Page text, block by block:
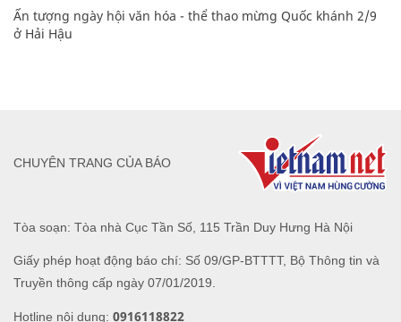
Ấn tượng ngày hội văn hóa - thể thao mừng Quốc khánh 2/9
ở Hải Hậu
Tòa soạn: Tòa nhà Cục Tần Số, 115 Trần Duy Hưng Hà Nội
Giấy phép hoạt động báo chí: Số 09/GP-BTTTT, Bộ Thông tin và
Truyền thông cấp ngày 07/01/2019.
Hotline nội dung: 0916118822
CHUYÊN TRANG CỦA BÁO